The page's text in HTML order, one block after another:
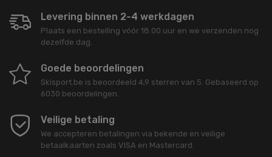
Levering binnen 2-4 werkdagen
Plaats een bestelling vóór 18.00 uur en we verzenden nog
dezelfde dag.
Goede beoordelingen
Skisport.be is beoordeeld 4,9 sterren van 5. Gebaseerd op
6030 beoordelingen.
Veilige betaling
We accepteren betalingen via bekende en veilige
betaalkaarten zoals VISA en Mastercard.